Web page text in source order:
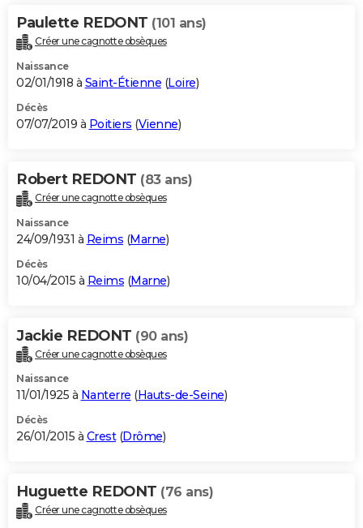
Bricolage
Lifestyle
Culture
Sport
Auto
Television
Voyage
Cinema
Paulette REDONT (101 ans)
Créer une cagnotte obsèques
Naissance
02/01/1918 à Saint-Étienne (Loire)
Décès
07/07/2019 à Poitiers (Vienne)
Robert REDONT (83 ans)
Créer une cagnotte obsèques
Naissance
24/09/1931 à Reims (Marne)
Décès
10/04/2015 à Reims (Marne)
Jackie REDONT (90 ans)
Créer une cagnotte obsèques
Naissance
11/01/1925 à Nanterre (Hauts-de-Seine)
Décès
26/01/2015 à Crest(Drôme)
Huguette REDONT (76 ans)
Créer une cagnotte obsèques